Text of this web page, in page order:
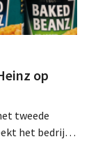
op
tweede
het bedrijf